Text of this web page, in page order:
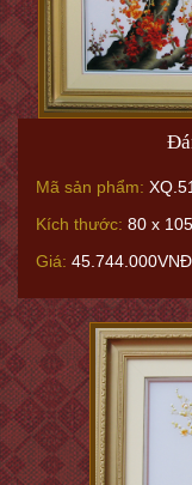
Mã sản phẩm:
Kích thước: 80 x
Giá: 45.744.000VNĐ